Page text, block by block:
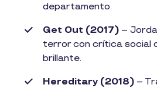
departamento.
Get Out (2017) –
terror con crítica social
brillante.
Hereditary (2018) –